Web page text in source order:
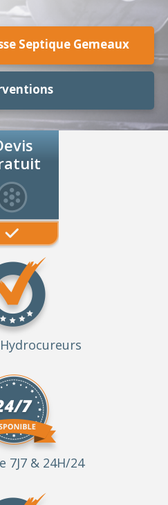
Septique Gemeaux
7J7 & 24H/24